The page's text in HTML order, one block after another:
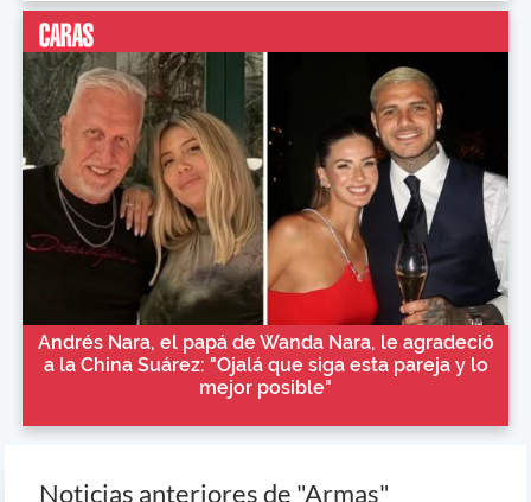
Andrés Nara, el papá de Wanda Nara, le agradeció
a la China Suárez: "Ojalá que siga esta pareja y lo
mejor posible"
Noticias anteriores de "Armas"